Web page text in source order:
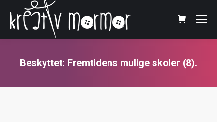
Beskyttet: Fremtidens mulige skoler (8).